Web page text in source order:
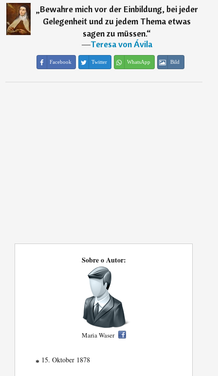
„Bewahre mich vor der Einbildung, bei jeder
Gelegenheit und zu jedem Thema etwas
sagen zu müssen.“
―Teresa von Ávila
Facebook Twitter WhatsApp Bild
Sobre o Autor:
Maria Waser
* 15. Oktober 1878